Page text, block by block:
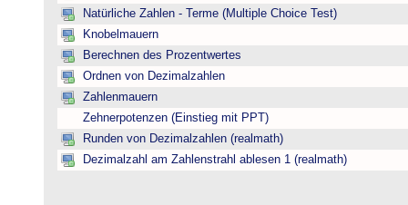
Natürliche Zahlen - Terme (Multiple Choice Test)
Knobelmauern
Berechnen des Prozentwertes
Ordnen von Dezimalzahlen
Zahlenmauern
Zehnerpotenzen (Einstieg mit PPT)
Runden von Dezimalzahlen (realmath)
Dezimalzahl am Zahlenstrahl ablesen 1 (realmath)